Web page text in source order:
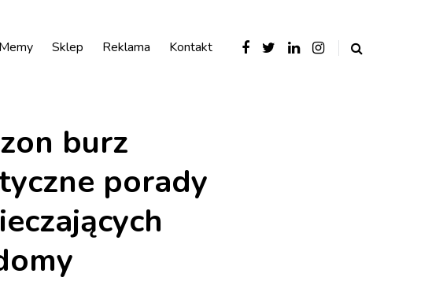
Memy Sklep Reklama Kontakt
burz
porady